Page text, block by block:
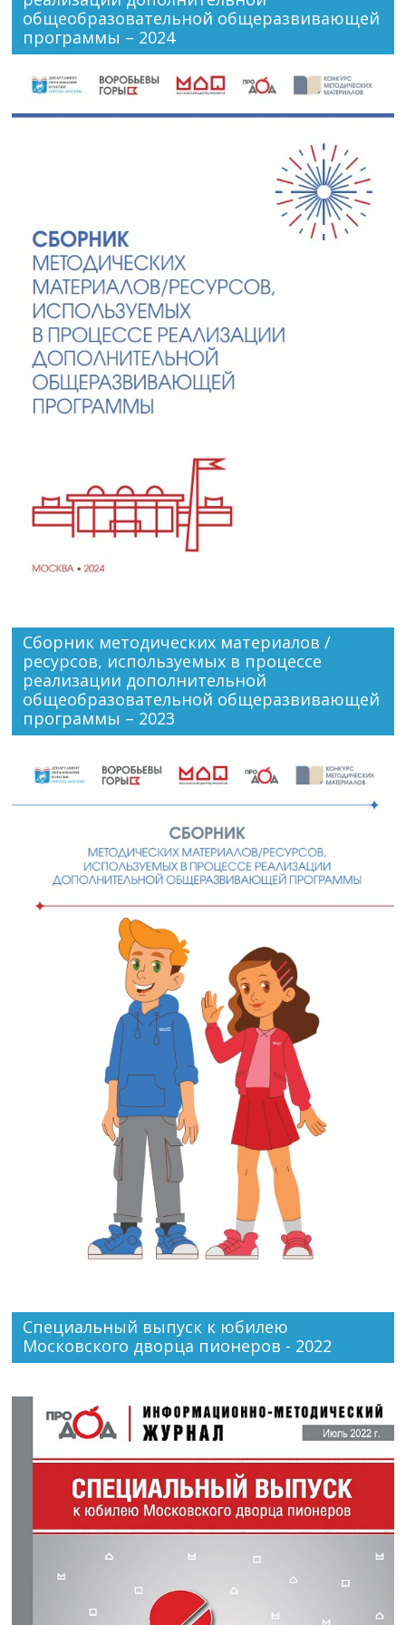
общеобразовательной общеразвивающей
программы – 2024
Сборник методических материалов /
ресурсов, используемых в процессе
реализации дополнительной
общеобразовательной общеразвивающей
программы – 2023
Специальный выпуск к юбилею
Московского дворца пионеров - 2022